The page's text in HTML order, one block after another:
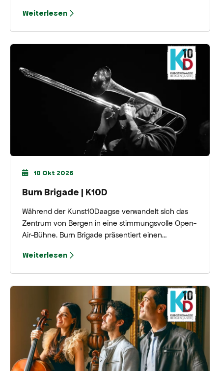
Weiterlesen
18 Okt 2026
Burn Brigade | K10D
Während der Kunst10Daagse verwandelt sich das
Zentrum von Bergen in eine stimmungsvolle Open-
Air-Bühne. Burn Brigade präsentiert einen
energiegeladenen Soli und überraschenden
Weiterlesen